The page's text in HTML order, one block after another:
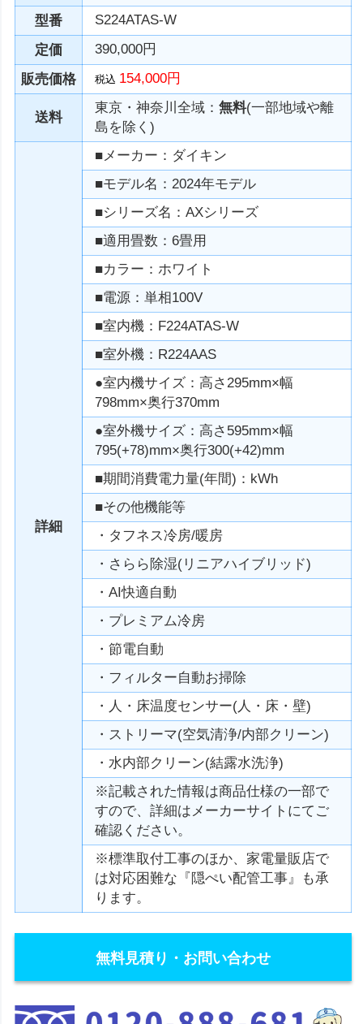
型番
S224ATAS-W
定価
390,000円
販売価格
税込 154,000円
送料
東京・神奈川全域：無料(一部地域や離
島を除く)
詳細
■メーカー：ダイキン
■モデル名：2024年モデル
■シリーズ名：AXシリーズ
■適用畳数：6畳用
■カラー：ホワイト
■電源：単相100V
■室内機：F224ATAS-W
■室外機：R224AAS
●室内機サイズ：高さ295mm×幅
798mm×奥行370mm
●室外機サイズ：高さ595mm×幅
795(+78)mm×奥行300(+42)mm
■期間消費電力量(年間)：kWh
■その他機能等
・タフネス冷房/暖房
・さらら除湿(リニアハイブリッド)
・AI快適自動
・プレミアム冷房
・節電自動
・フィルター自動お掃除
・人・床温度センサー(人・床・壁)
・ストリーマ(空気清浄/内部クリーン)
・水内部クリーン(結露水洗浄)
※記載された情報は商品仕様の一部で
すので、詳細はメーカーサイトにてご
確認ください。
※標準取付工事のほか、家電量販店で
は対応困難な『隠ぺい配管工事』も承
ります。
無料見積り・お問い合わせ